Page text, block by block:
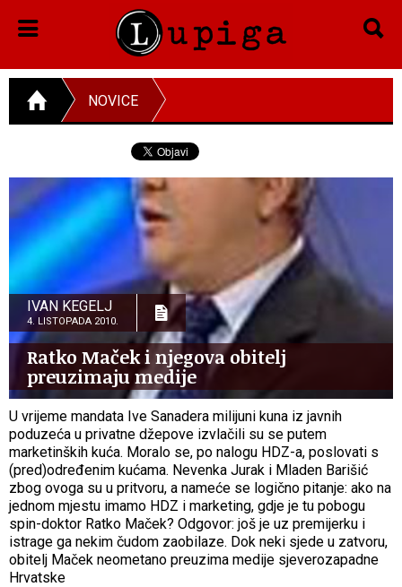
NOVICE
IVAN KEGELJ
4. LISTOPADA 2010.
Ratko Maček i njegova obitelj
preuzimaju medije
U vrijeme mandata Ive Sanadera milijuni kuna iz javnih
poduzeća u privatne džepove izvlačili su se putem
marketinških kuća. Moralo se, po nalogu HDZ-a, poslovati s
(pred)određenim kućama. Nevenka Jurak i Mladen Barišić
zbog ovoga su u pritvoru, a nameće se logično pitanje: ako na
jednom mjestu imamo HDZ i marketing, gdje je tu pobogu
spin-doktor Ratko Maček? Odgovor: još je uz premijerku i
istrage ga nekim čudom zaobilaze. Dok neki sjede u zatvoru,
obitelj Maček neometano preuzima medije sjeverozapadne
Hrvatske